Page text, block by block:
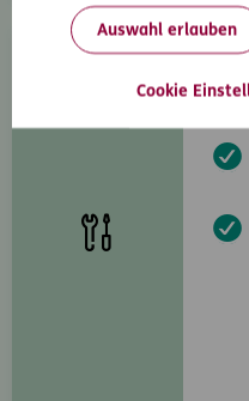
Auswahl erlauben
Cookie